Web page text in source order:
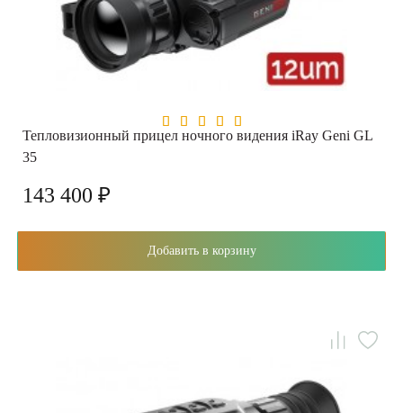
Тепловизионный прицел ночного видения iRay Geni GL
35
143 400 ₽
Добавить в корзину